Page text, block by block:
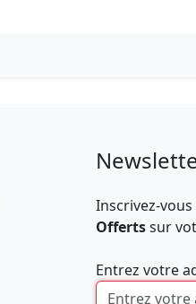
Inscrivez-
Offertssur
Entrez votre